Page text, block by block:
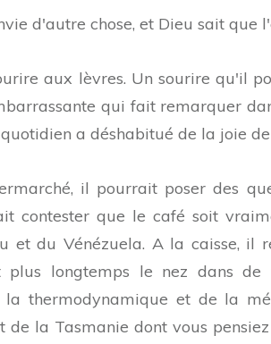
d'autre chose, et Dieu sait que
aux lèvres. Un sourire qu'il
qui fait remarquer
a déshabitué de la joie
il pourrait poser des
contester que le café soit
et du Vénézuela. A la caisse, il
plus longtemps le nez dans
la thermodynamique et de la
de la Tasmanie dont vous